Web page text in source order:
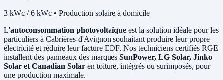
3 kWc / 6 kWc • Production solaire à domicile
L'autoconsommation photovoltaïque est la solution idéale pour les
particuliers à Cabrières-d'Avignon souhaitant produire leur propre
électricité et réduire leur facture EDF. Nos techniciens certifiés RGE
installent des panneaux des marques SunPower, LG Solar, Jinko
Solar et Canadian Solar en toiture, intégrés ou surimposés, pour
une production maximale.